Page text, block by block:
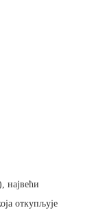
највећи
откупљује